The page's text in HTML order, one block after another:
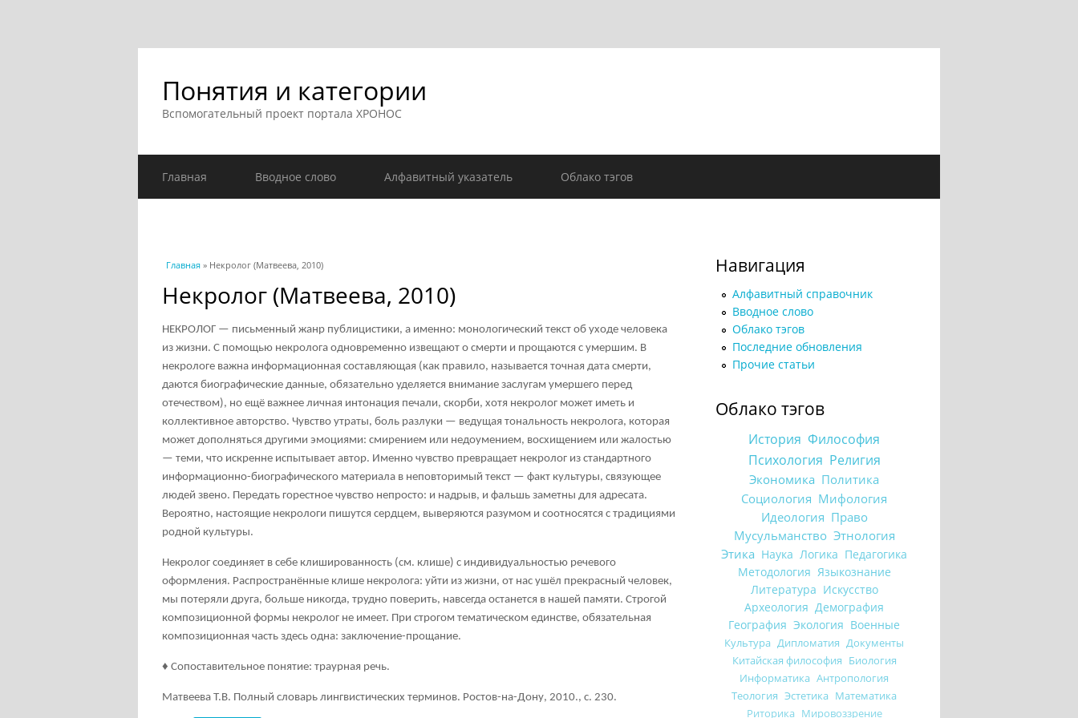
Понятия и категории
Вспомогательный проект портала ХРОНОС
Главная Вводное слово Алфавитный указатель Облако тэгов
Вы здесь
Главная » Некролог (Матвеева, 2010)
Некролог (Матвеева, 2010)
НЕКРОЛОГ — письменный жанр публицистики, а именно: монологический текст об уходе человека
из жизни. С помощью некролога одновременно извещают о смерти и прощаются с умершим. В
некрологе важна информационная составляющая (как правило, называется точная дата смерти,
даются биографические данные, обязательно уделяется внимание заслугам умершего перед
отечеством), но ещё важнее личная интонация печали, скорби, хотя некролог может иметь и
коллективное авторство. Чувство утраты, боль разлуки — ведущая тональность некролога, которая
может дополняться другими эмоциями: смирением или недоумением, восхищением или жалостью
— теми, что искренне испытывает автор. Именно чувство превращает некролог из стандартного
информационно-биографического материала в неповторимый текст — факт культуры, связующее
людей звено. Передать горестное чувство непросто: и надрыв, и фальшь заметны для адресата.
Вероятно, настоящие некрологи пишутся сердцем, выверяются разумом и соотносятся с традициями
родной культуры.
Некролог соединяет в себе клишированность (см. клише) с индивидуальностью речевого
оформления. Распространённые клише некролога: уйти из жизни, от нас ушёл прекрасный человек,
мы потеряли друга, больше никогда, трудно поверить, навсегда останется в нашей памяти. Строгой
композиционной формы некролог не имеет. При строгом тематическом единстве, обязательная
композиционная часть здесь одна: заключение-прощание.
♦ Сопоставительное понятие: траурная речь.
Матвеева Т.В. Полный словарь лингвистических терминов. Ростов-на-Дону, 2010., с. 230.
Навигация
Алфавитный справочник
Вводное слово
Облако тэгов
Последние обновления
Прочие статьи
Облако тэгов
История Философия
Психология Религия
Экономика Политика
Социология Мифология
Идеология Право
Мусульманство Этнология
Этика Наука Логика Педагогика
Методология Языкознание
Литература Искусство
Археология Демография
География Экология Военные
Культура Дипломатия Документы
Китайская философия Биология
Информатика Антропология
Теология Эстетика Математика
Риторика Мировоззрение